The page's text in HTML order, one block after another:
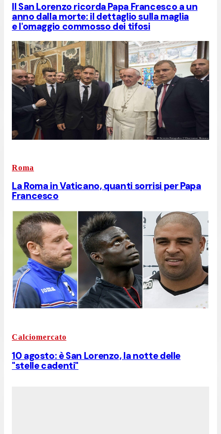
Il San Lorenzo ricorda Papa Francesco a un
anno dalla morte: il dettaglio sulla maglia
e l'omaggio commosso dei tifosi
Roma
La Roma in Vaticano, quanti sorrisi per Papa
Francesco
Calciomercato
10 agosto: è San Lorenzo, la notte delle
"stelle cadenti"